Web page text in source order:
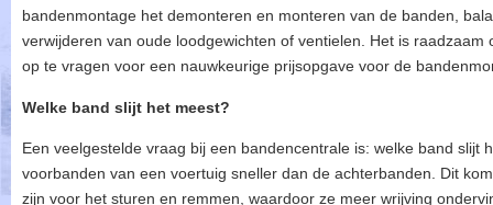
bandenmontage het demonteren en monteren van de banden,
verwijderen van oude loodgewichten of ventielen. Het is
op te vragen voor een nauwkeurige prijsopgave voor de
Welke band slijt het meest?
Een veelgestelde vraag bij een bandencentrale is: welke band slijt
voorbanden van een voertuig sneller dan de achterbanden. Dit
zijn voor het sturen en remmen, waardoor ze meer wrijving